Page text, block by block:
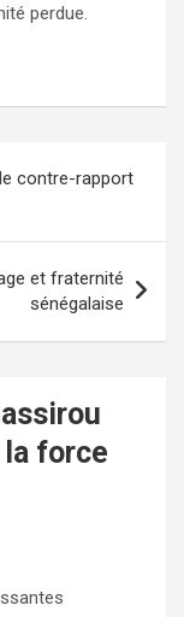
perdue.
contre-rapport
et fraternité
sénégalaise
la force